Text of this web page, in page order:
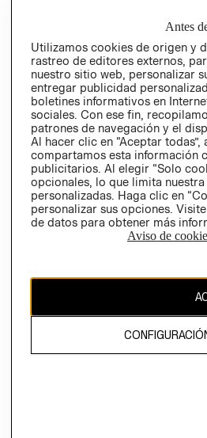
Uruguay ($U)
El contenido de esta página web está
Antes
Utilizamos cookies de origen y
rastreo de editores externos,
nuestro sitio web, personalizar
entregar publicidad
boletines informativos en
sociales. Con ese fin,
patrones de navegación y el
Al hacer clic en “Aceptar
compartamos esta información
publicitarios. Al elegir “Solo
opcionales, lo que limita
personalizadas. Haga clic en
personalizar sus opciones.
de datos para obtener más
Aviso de